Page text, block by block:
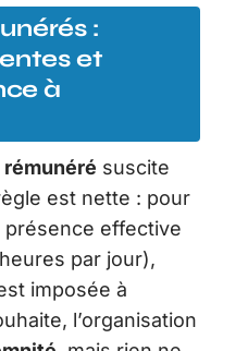
:
et
à
suscite
est nette : pour
présence effective
par jour),
imposée à
l’organisation